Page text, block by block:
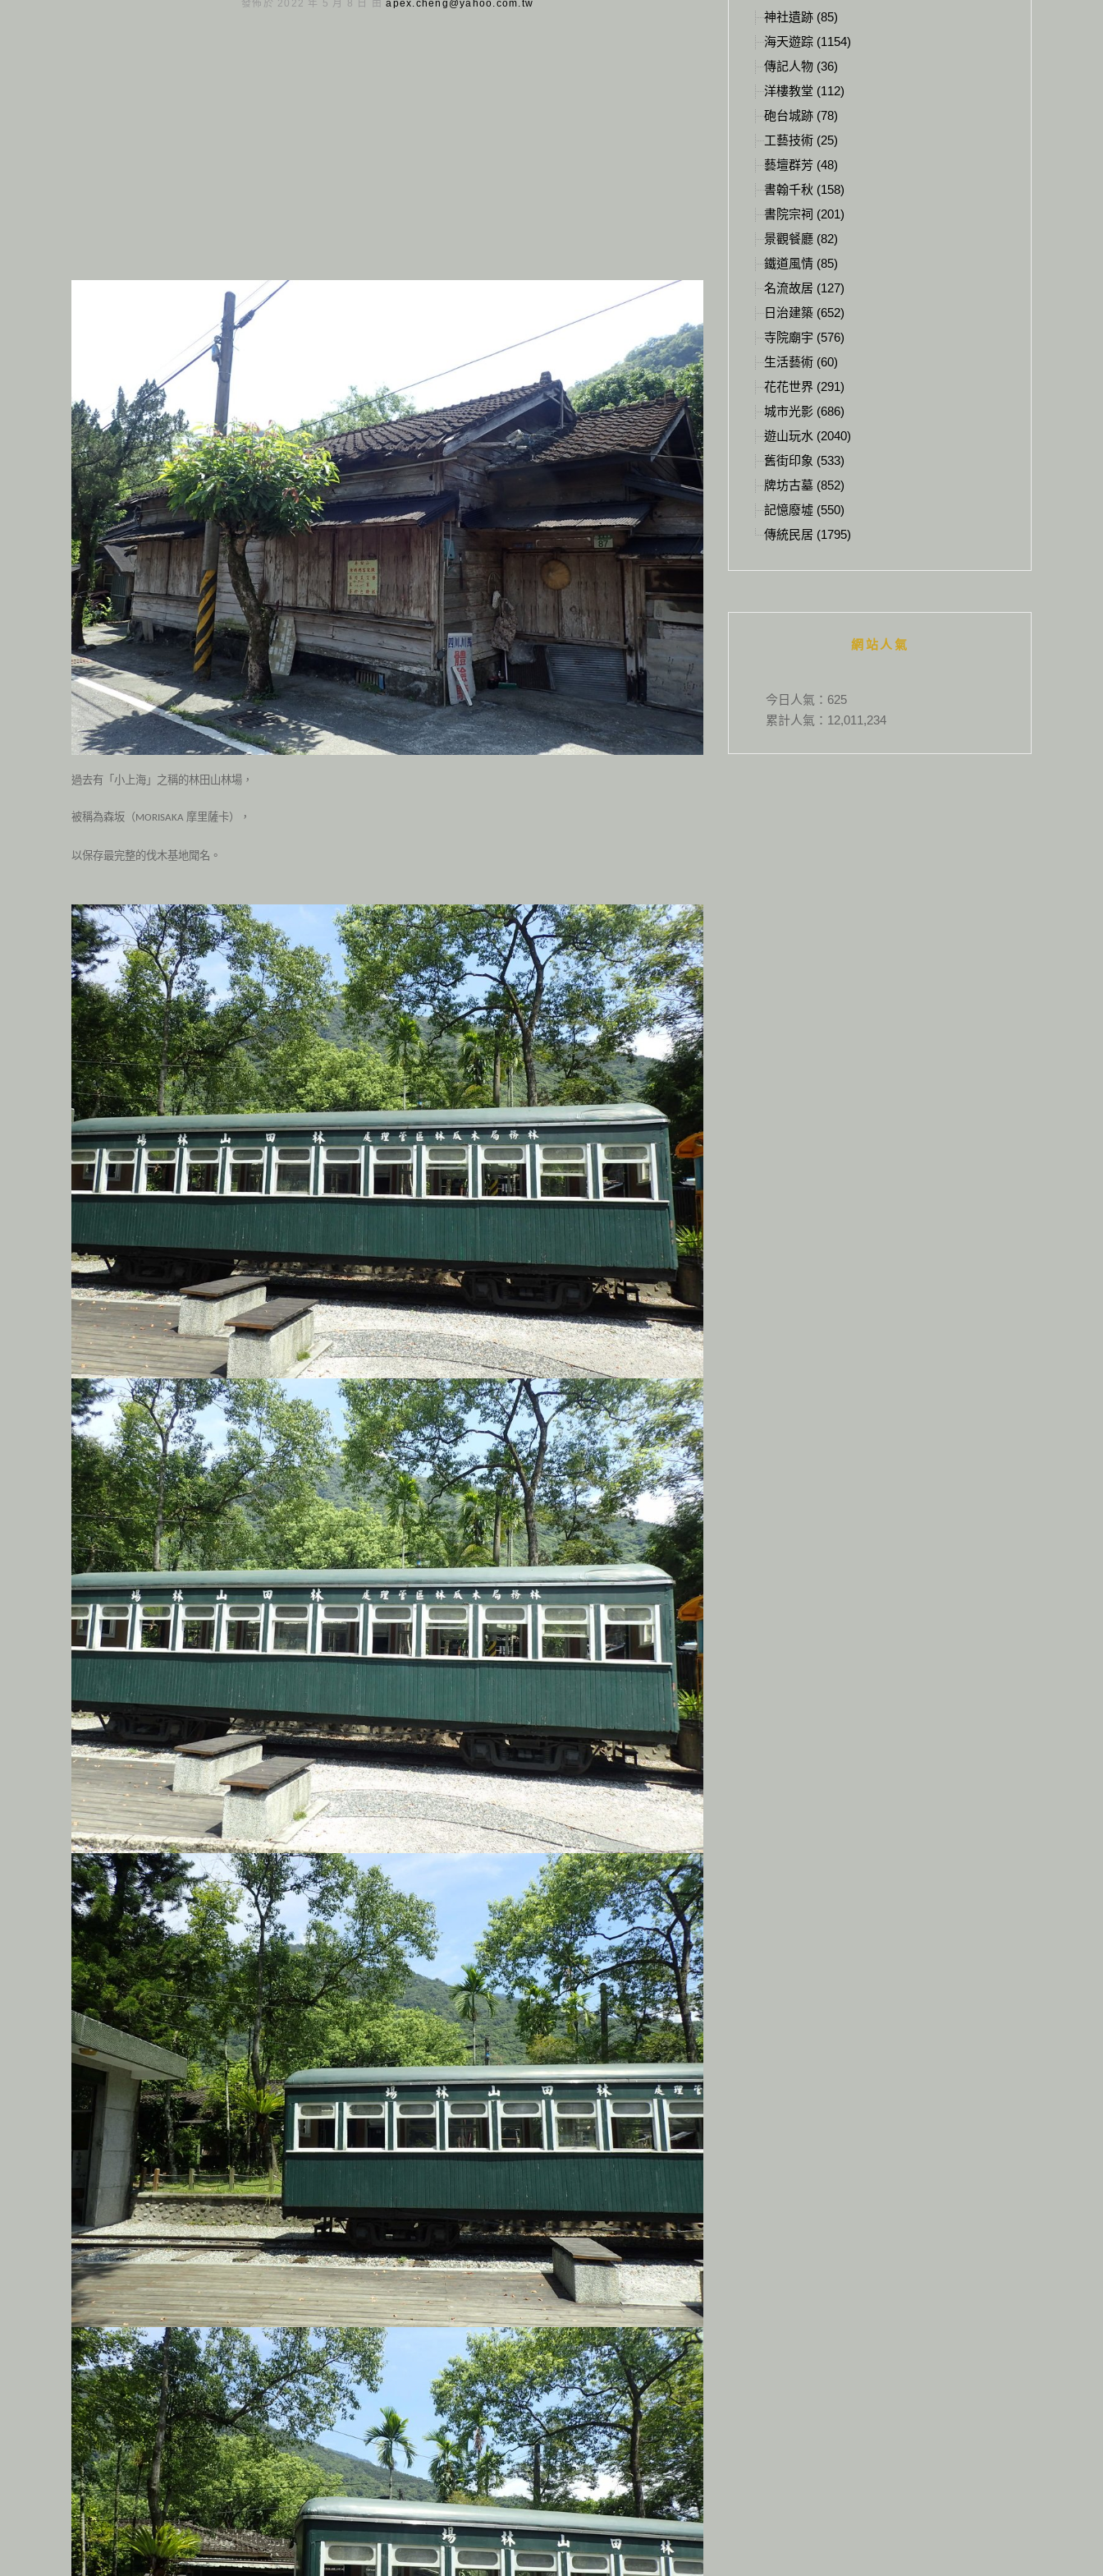
發佈於 2022 年 5 月 8 日 由apex.cheng@yahoo.com.tw
過去有「小上海」之稱的林田山林場，
被稱為森坂（MORISAKA 摩里薩卡），
以保存最完整的伐木基地聞名。
神社遺跡 (85)
海天遊踪 (1154)
傳記人物 (36)
洋樓教堂 (112)
砲台城跡 (78)
工藝技術 (25)
藝壇群芳 (48)
書翰千秋 (158)
書院宗祠 (201)
景觀餐廳 (82)
鐵道風情 (85)
名流故居 (127)
日治建築 (652)
寺院廟宇 (576)
生活藝術 (60)
花花世界 (291)
城市光影 (686)
遊山玩水 (2040)
舊街印象 (533)
牌坊古墓 (852)
記憶廢墟 (550)
傳統民居 (1795)
網站人氣
今日人氣： 625
累計人氣： 12,011,234